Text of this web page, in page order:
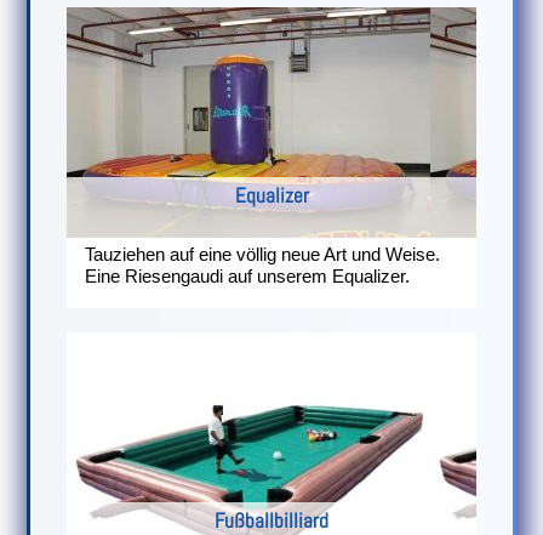
Equalizer
Tauziehen auf eine völlig neue Art und Weise.
Eine Riesengaudi auf unserem Equalizer.
Fußballbilliard